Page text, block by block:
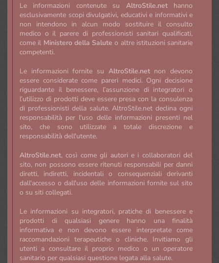
Le informazioni contenute su AltroStile.nethanno
esclusivamente scopi divulgativi, educativi e informativi e
non intendono in alcun modo sostituire il consulto
medico o il parere di professionisti sanitari qualificati,
come il Ministero della Salute o altre istituzioni sanitarie
competenti.
Le informazioni fornite su AltroStile.netnon devono
essere considerate come pareri medici. Ogni decisione
riguardante il benessere, l’assunzione di integratori o
l’utilizzo di prodotti deve essere presa con la consulenza
di professionisti della salute. AltroStile.net declina ogni
responsabilità per l'uso delle informazioni presenti nel
sito, che sono utilizzate a totale discrezione e
responsabilità dell'utente.
AltroStile.net, così come gli autori e i collaboratori del
sito, non possono essere ritenuti responsabili per danni
diretti, indiretti, incidentali o consequenziali derivanti
dall'accesso o dall'uso delle informazioni fornite sul sito
o su siti collegati.
Le informazioni su integratori, pratiche di benessere e
prodotti di qualsiasi genere hanno una finalità
informativa e non devono essere interpretate come
raccomandazioni terapeutiche o cliniche. Invitiamo gli
utenti a consultare il proprio medico o un operatore
sanitario per qualsiasi questione legata alla salute.